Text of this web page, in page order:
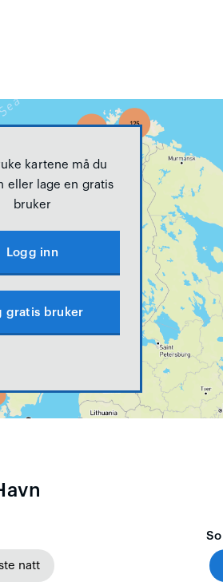
kartene må du
eller lage en gratis
bruker
Logg inn
gratis bruker
natt